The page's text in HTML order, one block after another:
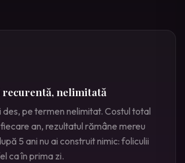
recurentă, nelimitată
des, pe termen nelimitat. Costul total
an, rezultatul rămâne mereu
5 ani nu ai construit nimic: foliculii
ca în prima zi.